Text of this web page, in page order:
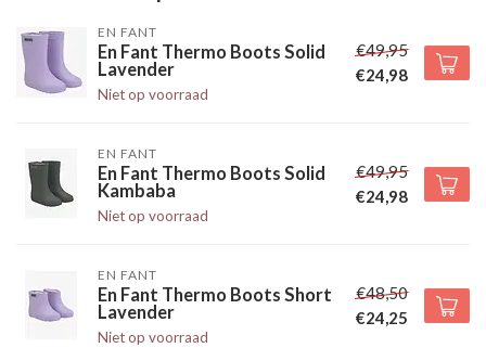
EN FANT
En Fant Thermo Boots Solid
Lavender
Niet op voorraad
€49,95
€24,98
EN FANT
En Fant Thermo Boots Solid
Kambaba
Niet op voorraad
€49,95
€24,98
EN FANT
En Fant Thermo Boots Short
Lavender
Niet op voorraad
€48,50
€24,25